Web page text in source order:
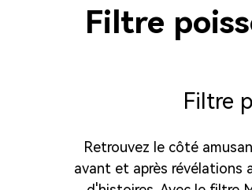
Filtre
Filtre
Retrouvez le côté
avant et après révélations